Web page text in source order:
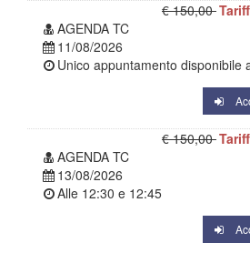
€ 150,00
AGENDA TC
11/08/2026
Unico appuntamento disponibile
€ 150,00
AGENDA TC
13/08/2026
Alle 12:30 e 12:45